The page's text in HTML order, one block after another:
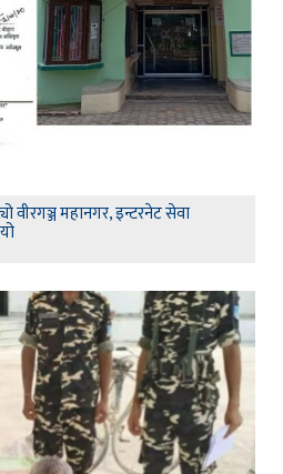
वीरगञ्ज महानगर, इन्टरनेट सेवा